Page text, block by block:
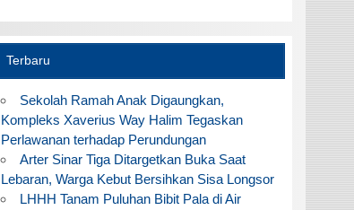
Terbaru
Sekolah Ramah Anak Digaungkan,
Kompleks Xaverius Way Halim Tegaskan
Perlawanan terhadap Perundungan
Arter Sinar Tiga Ditargetkan Buka Saat
Lebaran, Warga Kebut Bersihkan Sisa Longsor
LHHH Tanam Puluhan Bibit Pala di Air